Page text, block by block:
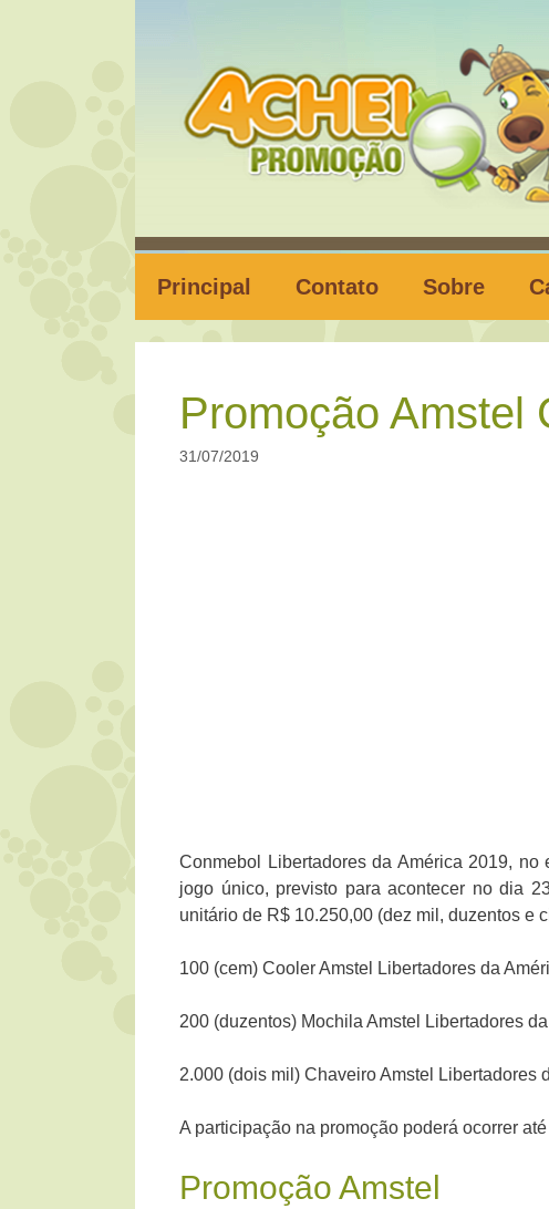
Principal Contato Sobre
Promoção Amstel
31/07/2019
Conmebol Libertadores da América 2019,
jogo único, previsto para acontecer no dia
unitário de R$ 10.250,00 (dez mil, duzentos e
100 (cem) Cooler Amstel Libertadores da
200 (duzentos) Mochila Amstel Libertadores
2.000 (dois mil) Chaveiro Amstel Libertadores
A participação na promoção poderá ocorrer
Promoção Amstel